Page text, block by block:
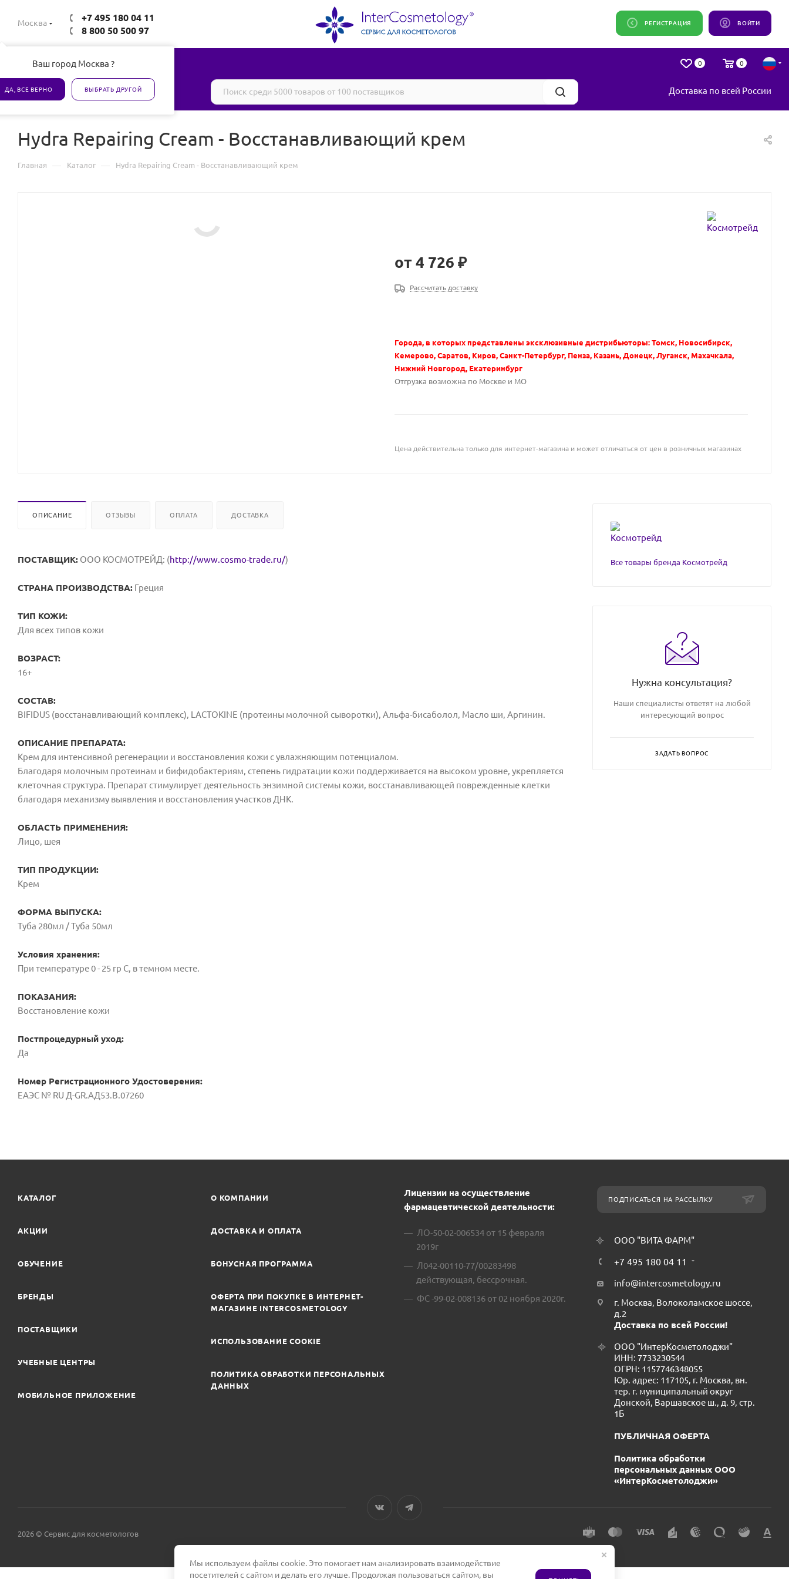
Москва
Ваш город Москва ?
ДА, ВСЕ ВЕРНО ВЫБРАТЬ ДРУГОЙ
+7 495 180 04 11
8 800 50 500 97
ВОЙТИ
РЕГИСТРАЦИЯ
0 0
Все товары сертифицированы Доставка по всей России
Hydra Repairing Cream - Восстанавливающий крем
Главная — Каталог — Hydra Repairing Cream - Восстанавливающий крем
от 4 726 ₽
Рассчитать доставку
Города, в которых представлены эксклюзивные дистрибьюторы: Томск, Новосибирск,
Кемерово, Саратов, Киров, Санкт-Петербург, Пенза, Казань, Донецк, Луганск, Махачкала,
Нижний Новгород, Екатеринбург
Отгрузка возможна по Москве и МО
Цена действительна только для интернет-магазина и может отличаться от цен в розничных магазинах
ОПИСАНИЕ ОТЗЫВЫ ОПЛАТА ДОСТАВКА
ПОСТАВЩИК: ООО КОСМОТРЕЙД: (http://www.cosmo-trade.ru/)
СТРАНА ПРОИЗВОДСТВА: Греция
ТИП КОЖИ:
Для всех типов кожи
ВОЗРАСТ:
16+
СОСТАВ:
BIFIDUS (восстанавливающий комплекс), LACTOKINE (протеины молочной сыворотки), Альфа-бисаболол, Масло ши, Аргинин.
ОПИСАНИЕ ПРЕПАРАТА:
Крем для интенсивной регенерации и восстановления кожи с увлажняющим потенциалом.
Благодаря молочным протеинам и бифидобактериям, степень гидратации кожи поддерживается на высоком уровне, укрепляется
клеточная структура. Препарат стимулирует деятельность энзимной системы кожи, восстанавливающей поврежденные клетки
благодаря механизму выявления и восстановления участков ДНК.
ОБЛАСТЬ ПРИМЕНЕНИЯ:
Лицо, шея
ТИП ПРОДУКЦИИ:
Крем
ФОРМА ВЫПУСКА:
Туба 280мл / Туба 50мл
Условия хранения:
При температуре 0 - 25 гр С, в темном месте.
ПОКАЗАНИЯ:
Восстановление кожи
Постпроцедурный уход:
Да
Номер Регистрационного Удостоверения:
ЕАЭС № RU Д-GR.АД53.В.07260
Все товары бренда Космотрейд
Нужна консультация?
Наши специалисты ответят на любой
интересующий вопрос
ЗАДАТЬ ВОПРОС
КАТАЛОГ
АКЦИИ
ОБУЧЕНИЕ
БРЕНДЫ
ПОСТАВЩИКИ
УЧЕБНЫЕ ЦЕНТРЫ
МОБИЛЬНОЕ ПРИЛОЖЕНИЕ
О КОМПАНИИ
ДОСТАВКА И ОПЛАТА
БОНУСНАЯ ПРОГРАММА
ОФЕРТА ПРИ ПОКУПКЕ В ИНТЕРНЕТ-
МАГАЗИНЕ INTERCOSMETOLOGY
ИСПОЛЬЗОВАНИЕ COOKIE
ПОЛИТИКА ОБРАБОТКИ ПЕРСОНАЛЬНЫХ
ДАННЫХ
Лицензии на осуществление
фармацевтической деятельности:
ЛО-50-02-006534 от 15 февраля
2019г
Л042-00110-77/00283498
действующая, бессрочная.
ФС -99-02-008136 от 02 ноября 2020г.
ПОДПИСАТЬСЯ НА РАССЫЛКУ
ООО "ВИТА ФАРМ"
+7 495 180 04 11
info@intercosmetology.ru
г. Москва, Волоколамское шоссе,
д.2
Доставка по всей России!
ООО "ИнтерКосметолоджи"
ИНН: 7733230544
ОГРН: 1157746348055
Юр. адрес: 117105, г. Москва, вн.
тер. г. муниципальный округ
Донской, Варшавское ш., д. 9, стр.
1Б
ПУБЛИЧНАЯ ОФЕРТА
Политика обработки
персональных данных ООО
«ИнтерКосметолоджи»
2026 © Сервис для косметологов
Мы используем файлы cookie. Это помогает нам анализировать взаимодействие
посетителей с сайтом и делать его лучше. Продолжая пользоваться сайтом, вы